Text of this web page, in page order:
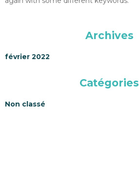
Archives
février 2022
Catégories
Non classé